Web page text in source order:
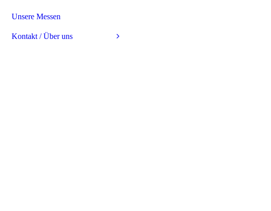
Unsere Messen
Kontakt / Über uns